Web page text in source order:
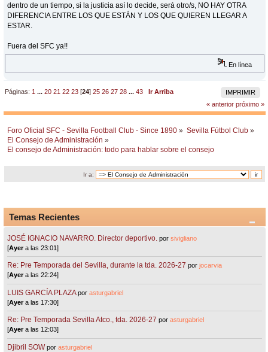
dentro de un tiempo, si la justicia así lo decide, será otro/s, NO HAY OTRA
DIFERENCIA ENTRE LOS QUE ESTÁN Y LOS QUE QUIEREN LLEGAR A
ESTAR.
Fuera del SFC ya!!
En línea
IMPRIMIR
Páginas: 1 ...20 21 22 23 [24]25 26 27 28 ...43
Ir Arriba
« anterior próximo »
Foro Oficial SFC - Sevilla Football Club - Since 1890 » Sevilla Fútbol Club »
El Consejo de Administración »
El consejo de Administración: todo para hablar sobre el consejo
Ir a:
Temas Recientes
JOSÉ IGNACIO NAVARRO. Director deportivo. porsivigliano
[Ayera las 23:01]
Re: Pre Temporada del Sevilla, durante la tda. 2026-27 porjocarvia
[Ayera las 22:24]
LUIS GARCÍA PLAZA porasturgabriel
[Ayera las 17:30]
Re: Pre Temporada Sevilla Atco., tda. 2026-27 porasturgabriel
[Ayera las 12:03]
Djibril SOW porasturgabriel